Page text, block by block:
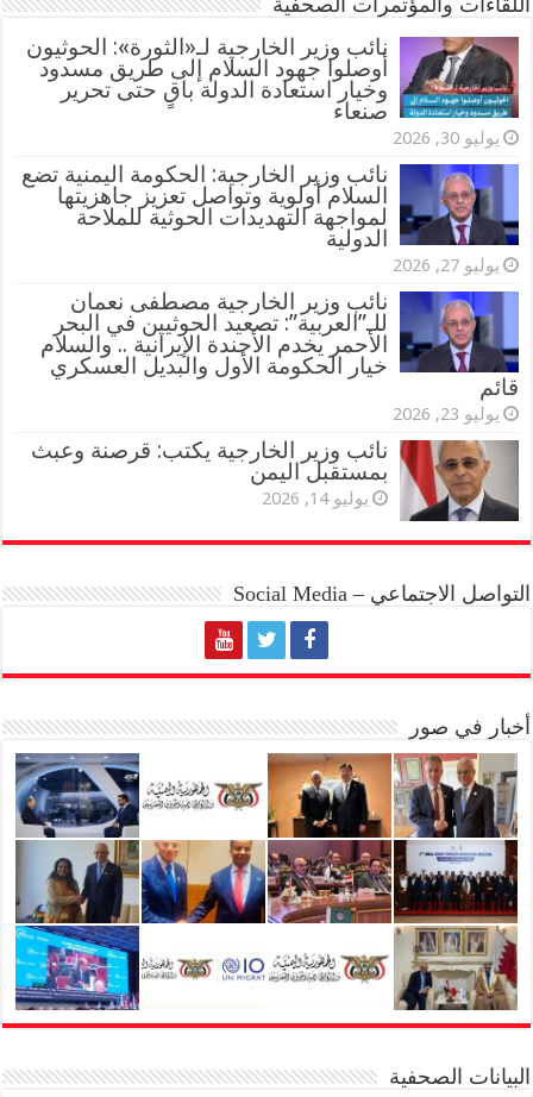
‏نائب وزير الخارجية لـ«الثورة»: الحوثيون
أوصلوا جهود السلام إلى طريق مسدود
وخيار استعادة الدولة باقٍ حتى تحرير
صنعاء
يوليو 30, 2026
نائب وزير الخارجية: الحكومة اليمنية تضع
السلام أولوية وتواصل تعزيز جاهزيتها
لمواجهة التهديدات الحوثية للملاحة
الدولية
يوليو 27, 2026
نائب وزير الخارجية مصطفى نعمان
للـ”العربية”: تصعيد الحوثيين في البحر
الأحمر يخدم الأجندة الإيرانية .. والسلام
خيار الحكومة الأول والبديل العسكري
قائم
يوليو 23, 2026
نائب وزير الخارجية يكتب: قرصنة وعبث
بمستقبل اليمن
يوليو 14, 2026
التواصل الاجتماعي – Social Media
أخبار في صور
البيانات الصحفية